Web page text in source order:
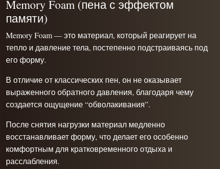
Memory Foam (пена с эффектом
памяти)
Memory Foam — это материал, который реагирует на
тепло и давление тела, постепенно подстраиваясь под
его форму.
В отличие от классических пен, он не оказывает
выраженного обратного давления, благодаря чему
создается ощущение “обволакивания”.
После снятия нагрузки материал медленно
восстанавливает форму, что делает его особенно
комфортным для кратковременного отдыха и
расслабления.